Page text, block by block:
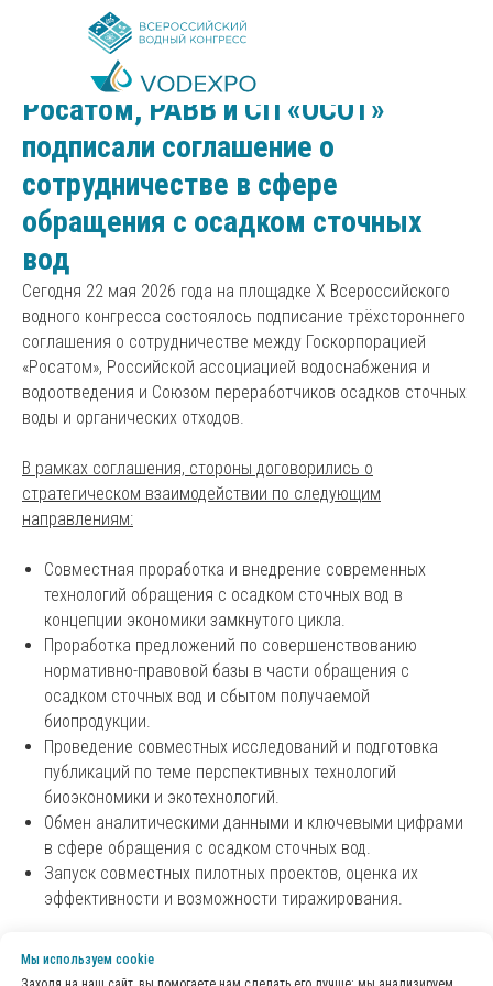
Мы используем сookie
2026-05-22 14:16
Росатом, РАВВ и СП «ОСОТ»
подписали соглашение о
сотрудничестве в сфере
обращения с осадком сточных
вод
Сегодня 22 мая 2026 года на площадке X Всероссийского
водного конгресса состоялось подписание трёхстороннего
соглашения о сотрудничестве между Госкорпорацией
«Росатом», Российской ассоциацией водоснабжения и
водоотведения и Союзом переработчиков осадков сточных
воды и органических отходов.
В рамках соглашения, стороны договорились о
стратегическом взаимодействии по следующим
направлениям:
Совместная проработка и внедрение современных
технологий обращения с осадком сточных вод в
концепции экономики замкнутого цикла.
Проработка предложений по совершенствованию
нормативно-правовой базы в части обращения с
осадком сточных вод и сбытом получаемой
биопродукции.
Проведение совместных исследований и подготовка
публикаций по теме перспективных технологий
биоэкономики и экотехнологий.
Обмен аналитическими данными и ключевыми цифрами
в сфере обращения с осадком сточных вод.
Запуск совместных пилотных проектов, оценка их
эффективности и возможности тиражирования.